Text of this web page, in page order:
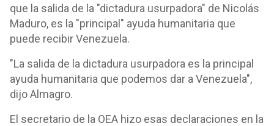
que la salida de la "dictadura usurpadora" de Nicolás
Maduro, es la "principal" ayuda humanitaria que
puede recibir Venezuela.
"La salida de la dictadura usurpadora es la principal
ayuda humanitaria que podemos dar a Venezuela",
dijo Almagro.
El secretario de la OEA hizo esas declaraciones en la